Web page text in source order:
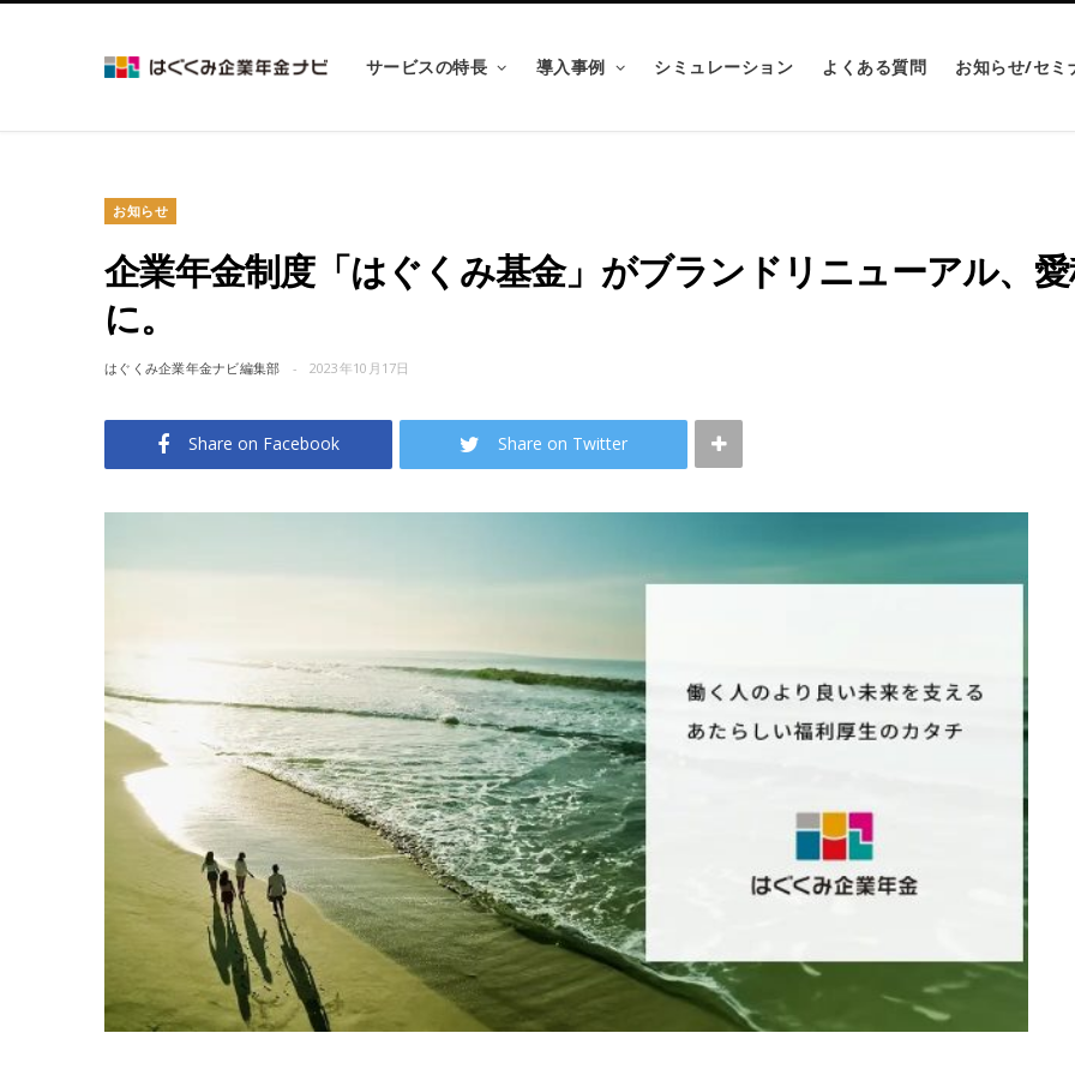
サービスの特長 導入事例 シミュレーション よくある質問 お知らせ/セミ
お知らせ
企業年金制度「はぐくみ基金」がブランドリニューアル、
に。
はぐくみ企業年金ナビ編集部 2023年10月17日
Share on Facebook Share on Twitter